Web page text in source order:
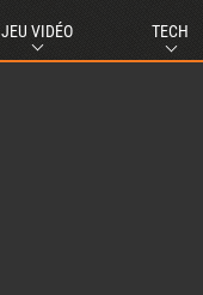
JEU VIDÉO TECH